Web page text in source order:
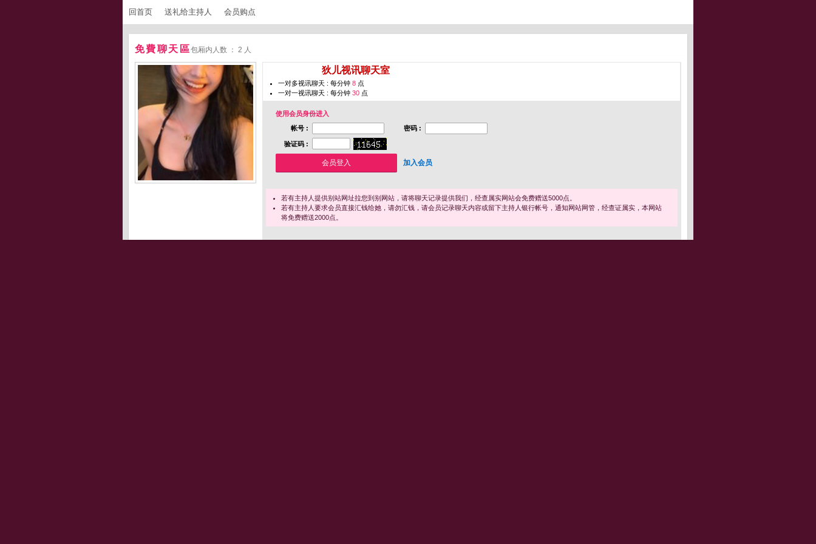
回首页 送礼给主持人 会员购点
免費聊天區包厢内人数 ： 2 人
狄儿视讯聊天室
一对多视讯聊天 : 每分钟 8 点
一对一视讯聊天 : 每分钟 30 点
使用会员身份进入
帐号 :
密码 :
验证码 :
加入会员
若有主持人提供别站网址拉您到别网站，请将聊天记录提供我们，经查属实网站会免费赠送5000点。
若有主持人要求会员直接汇钱给她，请勿汇钱，请会员记录聊天内容或留下主持人银行帐号，通知网站网管，经查证属实，本网站
将免费赠送2000点。